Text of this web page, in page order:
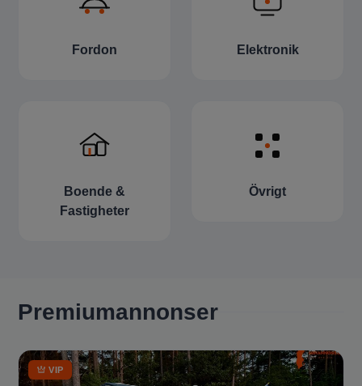
Fordon Elektronik
Boende &
Fastigheter
Övrigt
Premiumannonser
VIP